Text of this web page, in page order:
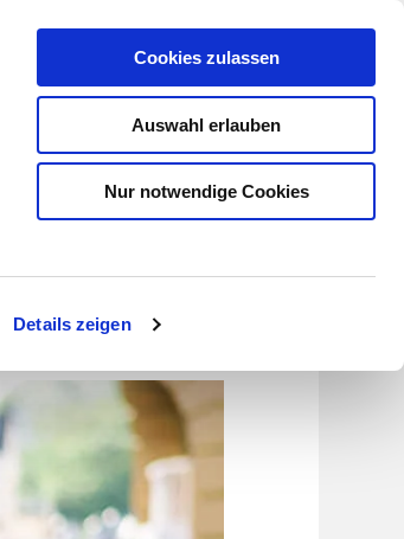
Details zeigen
Cookies zulassen
Auswahl erlauben
Nur notwendige Cookies
Kundenlogin
Suche
uns